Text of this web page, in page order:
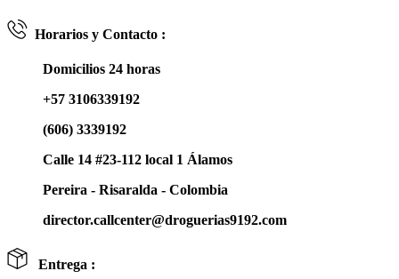
Horarios y Contacto :
Domicilios 24 horas
+57 3106339192
(606) 3339192
Calle 14 #23-112 local 1 Álamos
Pereira - Risaralda - Colombia
director.callcenter@droguerias9192.com
Entrega :